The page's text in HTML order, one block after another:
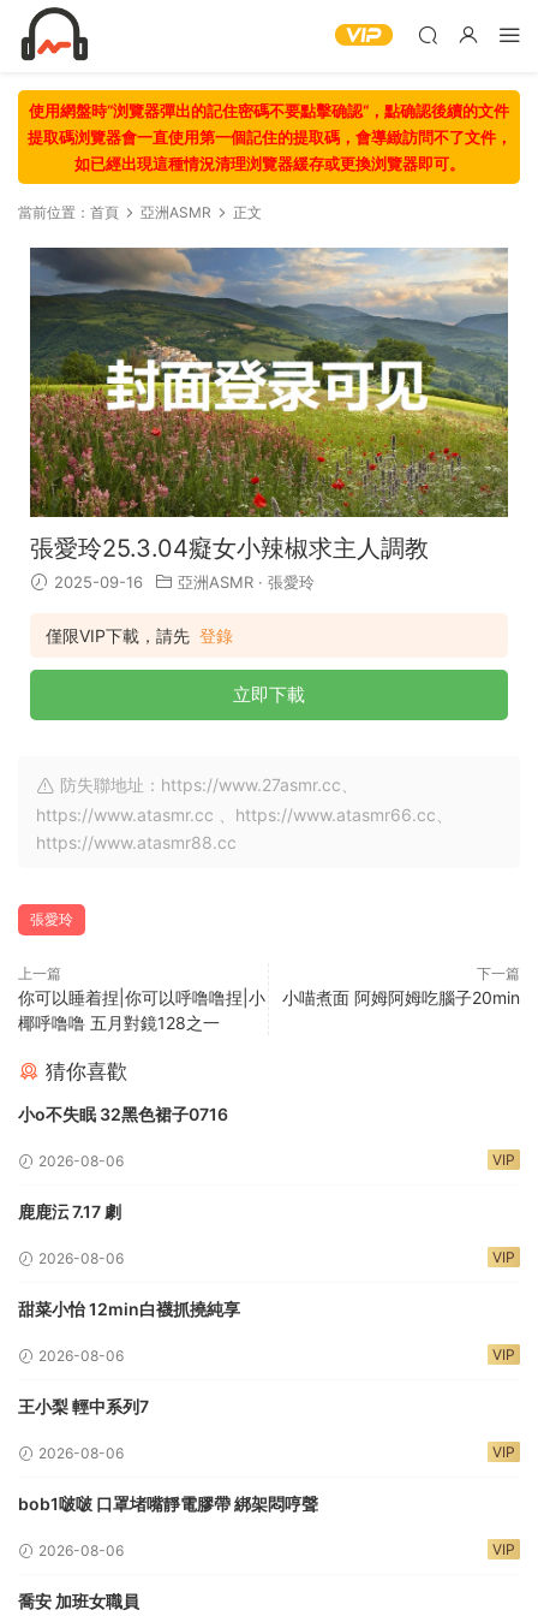
使用網盤時“浏覽器彈出的記住密碼不要點擊确認“，點确認後續的文件
提取碼浏覽器會一直使用第一個記住的提取碼，會導緻訪問不了文件，
如已經出現這種情況清理浏覽器緩存或更換浏覽器即可。
當前位置： 首頁 亞洲ASMR 正文
張愛玲25.3.04癡女小辣椒求主人調教
2025-09-16 亞洲ASMR · 張愛玲
僅限VIP下載，請先 登錄
立即下載
防失聯地址：https://www.27asmr.cc、
https://www.atasmr.cc 、https://www.atasmr66.cc、
https://www.atasmr88.cc
張愛玲
上一篇
你可以睡着捏|你可以呼噜噜捏|小
椰呼噜噜 五月對鏡128之一
下一篇
小喵煮面 阿姆阿姆吃腦子20min
猜你喜歡
小o不失眠 32黑色裙子0716
2026-08-06 VIP
鹿鹿沄 7.17 劇
2026-08-06 VIP
甜菜小怡 12min白襪抓撓純享
2026-08-06 VIP
王小梨 輕中系列7
2026-08-06 VIP
bob1啵啵 口罩堵嘴靜電膠帶 綁架悶哼聲
2026-08-06 VIP
喬安 加班女職員